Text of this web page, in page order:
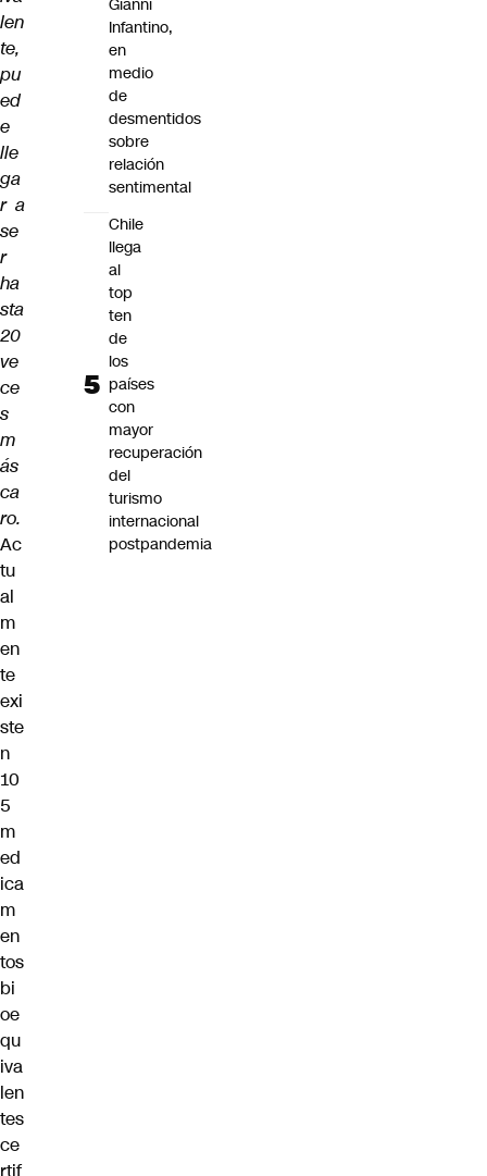
len
te,
pu
ed
e
lle
ga
r a
se
r
ha
sta
20
ve
ce
s
m
ás
ca
ro.
Ac
tu
al
m
en
te
exi
ste
n
10
5
m
ed
ica
m
en
tos
bi
oe
qu
iva
len
tes
ce
rtif
Gianni
Infantino,
en
medio
de
desmentidos
sobre
relación
sentimental
Chile
llega
al
top
ten
de
los
países
con
mayor
recuperación
del
turismo
internacional
postpandemia